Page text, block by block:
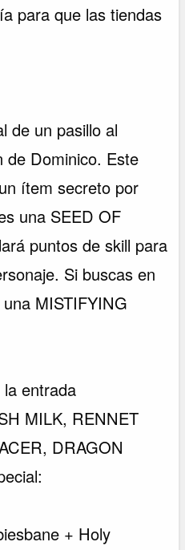
para que las tiendas
de un pasillo al
de Dominico. Este
ítem secreto por
una SEED OF
puntos de skill para
Si buscas en
MISTIFYING
entrada
MILK, RENNET
DRAGON
+ Holy